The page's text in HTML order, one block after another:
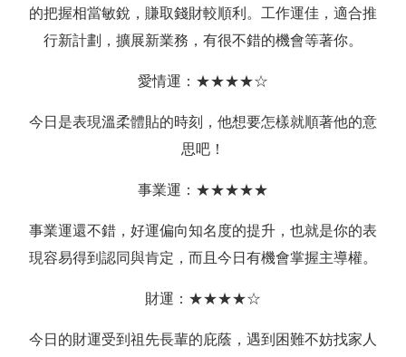
的把握相當敏銳，賺取錢財較順利。工作運佳，適合推
行新計劃，擴展新業務，有很不錯的機會等著你。
愛情運：★★★★☆
今日是表現溫柔體貼的時刻，他想要怎樣就順著他的意
思吧！
事業運：★★★★★
事業運還不錯，好運偏向知名度的提升，也就是你的表
現容易得到認同與肯定，而且今日有機會掌握主導權。
財運：★★★★☆
今日的財運受到祖先長輩的庇蔭，遇到困難不妨找家人